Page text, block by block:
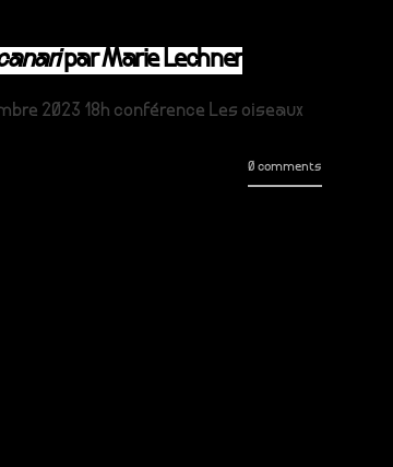
par Marie Lechner
2023 18h conférence Les oiseaux
0 comments